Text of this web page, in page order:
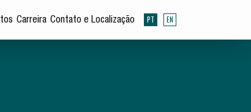
Carreira Contato e Localização PT EN